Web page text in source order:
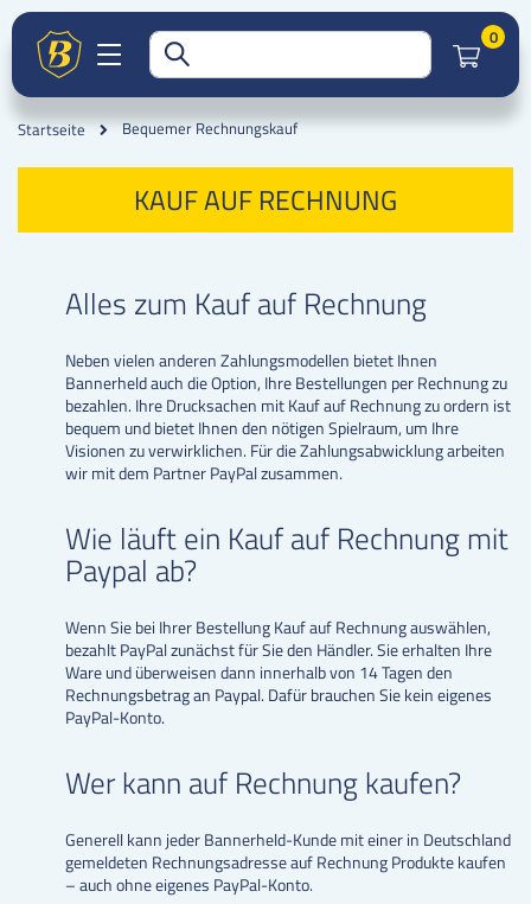
0
Startseite Bequemer Rechnungskauf
KAUF AUF RECHNUNG
Alles zum Kauf auf Rechnung
Neben vielen anderen Zahlungsmodellen bietet Ihnen
Bannerheld auch die Option, Ihre Bestellungen per Rechnung zu
bezahlen. Ihre Drucksachen mit Kauf auf Rechnung zu ordern ist
bequem und bietet Ihnen den nötigen Spielraum, um Ihre
Visionen zu verwirklichen. Für die Zahlungsabwicklung arbeiten
wir mit dem Partner PayPal zusammen.
Wie läuft ein Kauf auf Rechnung mit
Paypal ab?
Wenn Sie bei Ihrer Bestellung Kauf auf Rechnung auswählen,
bezahlt PayPal zunächst für Sie den Händler. Sie erhalten Ihre
Ware und überweisen dann innerhalb von 14 Tagen den
Rechnungsbetrag an Paypal. Dafür brauchen Sie kein eigenes
PayPal-Konto.
Wer kann auf Rechnung kaufen?
Generell kann jeder Bannerheld-Kunde mit einer in Deutschland
gemeldeten Rechnungsadresse auf Rechnung Produkte kaufen
– auch ohne eigenes PayPal-Konto.